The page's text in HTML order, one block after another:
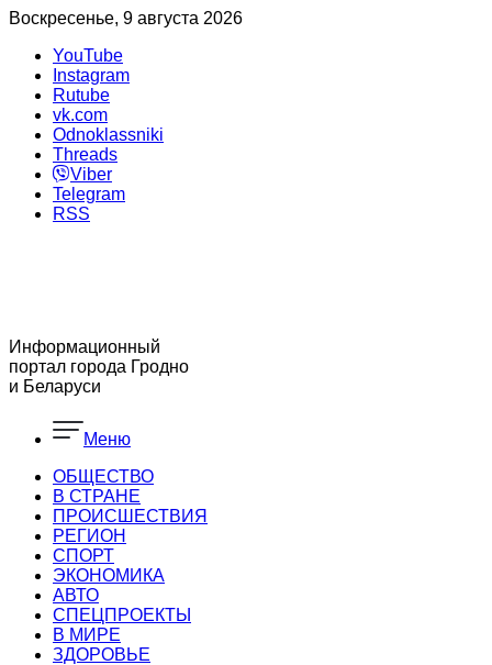
Воскресенье, 9 августа 2026
YouTube
Instagram
Rutube
vk.com
Odnoklassniki
Threads
Viber
Telegram
RSS
Информационный
портал города Гродно
и Беларуси
Меню
ОБЩЕСТВО
В СТРАНЕ
ПРОИСШЕСТВИЯ
РЕГИОН
CПОРТ
ЭКОНОМИКА
АВТО
СПЕЦПРОЕКТЫ
В МИРЕ
ЗДОРОВЬЕ